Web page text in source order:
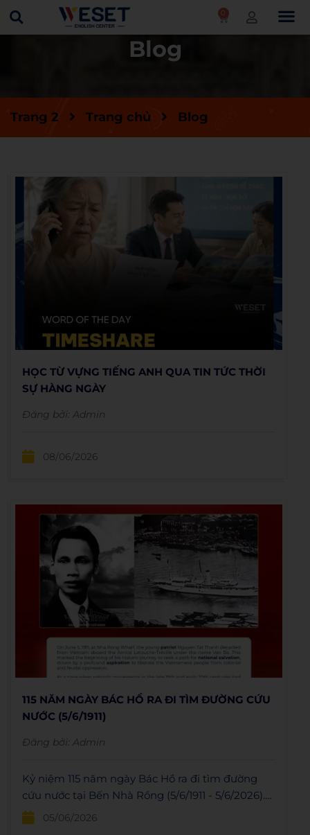
0
Blog
Trang 2 Trang chủ Blog
HỌC TỪ VỰNG TIẾNG ANH QUA TIN TỨC THỜI
SỰ HÀNG NGÀY
Đăng bởi: Admin
08/06/2026
115 NĂM NGÀY BÁC HỒ RA ĐI TÌM ĐƯỜNG CỨU
NƯỚC (5/6/1911)
Đăng bởi: Admin
Kỷ niệm 115 năm ngày Bác Hồ ra đi tìm đường
cứu nước tại Bến Nhà Rồng (5/6/1911 - 5/6/2026).
Tìm hiểu hành trình lịch sử của vị lãnh tụ vĩ đại.
05/06/2026